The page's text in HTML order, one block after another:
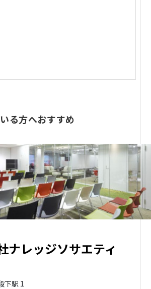
る方へおすすめ
ナレッジソサエティ
下駅 1